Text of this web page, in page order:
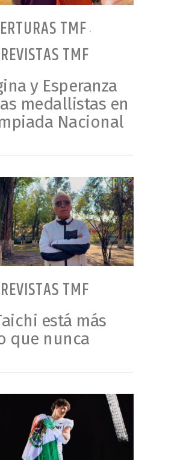
TMF •
TMF
y Esperanza
medallistas en
Nacional
TMF
está más
que nunca